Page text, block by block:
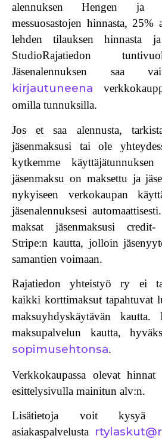
alennuksen Hengen ja
messuosastojen hinnasta, 25%
lehden tilauksen hinnasta
StudioRajatiedon
Jäsenalennuksen
kirjautuneena
omilla tunnuksilla.
Jos et saa alennusta,
jäsenmaksusi tai ole
kytkemme
jäsenmaksu on maksettu ja
nykyiseen verkokaupan
jäsenalennuksesi
maksat jäsenmaksusi
Stripe:n kautta, jolloin
samantien voimaan.
Rajatiedon yhteistyö ry ei
kaikki korttimaksut tapahtuvat
maksuyhdyskäytävän kautta.
maksupalvelun kautta,
sopimusehtonsa.
Verkkokaupassa olevat hinnat
esittelysivulla mainitun alv:n.
Lisätietoja voit kysyä
asiakaspalvelusta